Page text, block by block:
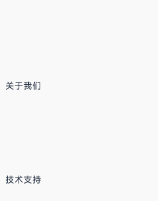
关于我们
技术支持